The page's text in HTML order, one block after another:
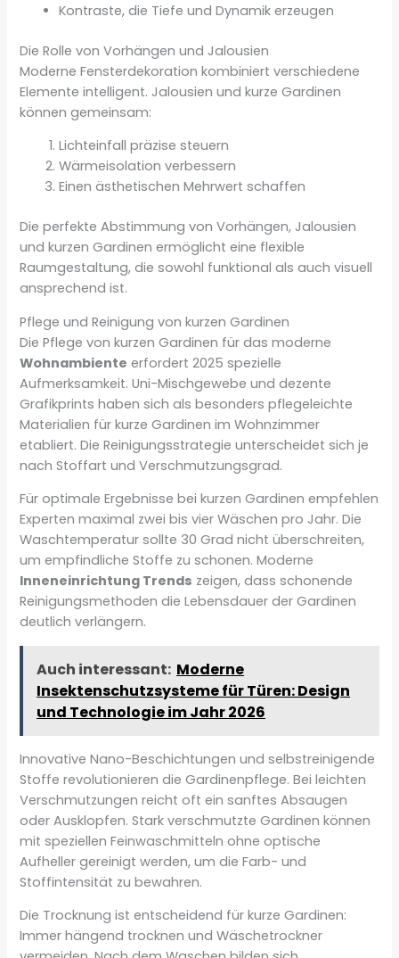
Kontraste, die Tiefe und Dynamik erzeugen
Die Rolle von Vorhängen und Jalousien
Moderne Fensterdekoration kombiniert verschiedene
Elemente intelligent. Jalousien und kurze Gardinen
können gemeinsam:
Lichteinfall präzise steuern
Wärmeisolation verbessern
Einen ästhetischen Mehrwert schaffen
Die perfekte Abstimmung von Vorhängen, Jalousien
und kurzen Gardinen ermöglicht eine flexible
Raumgestaltung, die sowohl funktional als auch visuell
ansprechend ist.
Pflege und Reinigung von kurzen Gardinen
Die Pflege von kurzen Gardinen für das moderne
Wohnambiente erfordert 2025 spezielle
Aufmerksamkeit. Uni-Mischgewebe und dezente
Grafikprints haben sich als besonders pflegeleichte
Materialien für kurze Gardinen im Wohnzimmer
etabliert. Die Reinigungsstrategie unterscheidet sich je
nach Stoffart und Verschmutzungsgrad.
Für optimale Ergebnisse bei kurzen Gardinen empfehlen
Experten maximal zwei bis vier Wäschen pro Jahr. Die
Waschtemperatur sollte 30 Grad nicht überschreiten,
um empfindliche Stoffe zu schonen. Moderne
Inneneinrichtung Trends zeigen, dass schonende
Reinigungsmethoden die Lebensdauer der Gardinen
deutlich verlängern.
Auch interessant: Moderne
Insektenschutzsysteme für Türen: Design
und Technologie im Jahr 2026
Innovative Nano-Beschichtungen und selbstreinigende
Stoffe revolutionieren die Gardinenpflege. Bei leichten
Verschmutzungen reicht oft ein sanftes Absaugen
oder Ausklopfen. Stark verschmutzte Gardinen können
mit speziellen Feinwaschmitteln ohne optische
Aufheller gereinigt werden, um die Farb- und
Stoffintensität zu bewahren.
Die Trocknung ist entscheidend für kurze Gardinen:
Immer hängend trocknen und Wäschetrockner